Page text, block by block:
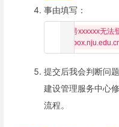
事由填写：
账号xxxxxx无法
提交后我会判断问
建设管理服务中心
流程。